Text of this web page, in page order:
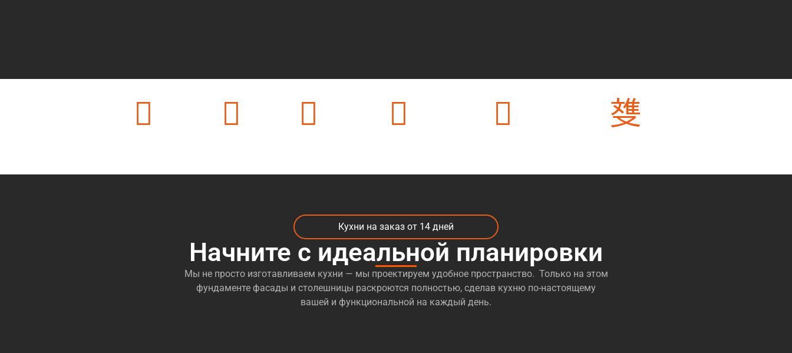
Кухни на заказ от 14 дней
Начните с идеальной планировки
Мы не просто изготавливаем кухни — мы проектируем удобное пространство. Только на этом
фундаменте фасады и столешницы раскроются полностью, сделав кухню по-настоящему
вашей и функциональной на каждый день.